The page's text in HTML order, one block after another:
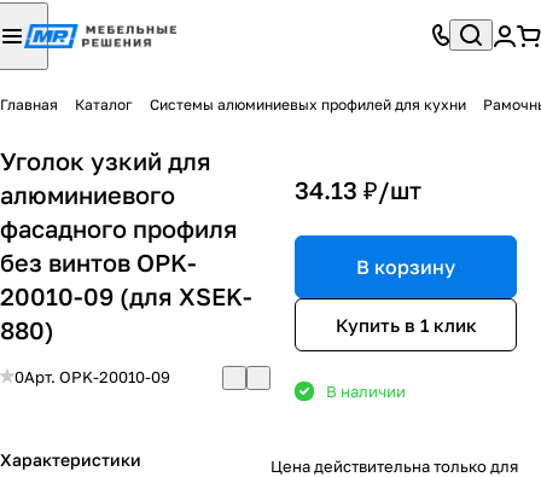
Главная Каталог Системы алюминиевых профилей для кухни
Уголок узкий для
алюминиевого
фасадного профиля
без винтов ОPK-
20010-09 (для XSEK-
880)
0Арт. ОPK-20010-09
Характеристики
34.13 ₽/шт
В корзину
Купить в 1 клик
В наличии
Цена действительна только для